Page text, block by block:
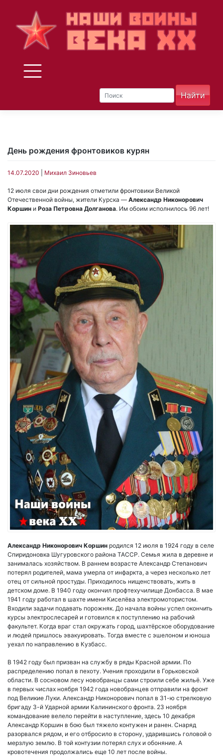
День рождения фронтовиков курян
14.07.2020 Михаил Зиновьев
12 июля свои дни рождения отметили фронтовики Великой
Отечественной войны, жители Курска — Александр Никонорович
Коршин и Роза Петровна Долганова. Им обоим исполнилось 96 лет!
Александр Никонорович Коршин родился 12 июля в 1924 году в селе
Спиридоновка Шугуровского района ТАССР. Семья жила в деревне и
занималась хозяйством. В раннем возрасте Александр Степанович
потерял родителей, мама умерла от инфаркта, а через несколько лет
отец от сильной простуды. Приходилось нищенствовать, жить в
детском доме. В 1940 году окончил профтехучилище Донбасса. В мае
1941 году работал в шахте имени Киселёва электромотористом.
Входили задачи подавать порожняк. До начала войны успел окончить
курсы электрослесарей и готовился к поступлению на рабочий
факультет. Когда враг стал окружать город, шахтёрское оборудование
и людей пришлось эвакуировать. Тогда вместе с эшелоном и юноша
уехал по направлению в Кузбасс.
В 1942 году был призван на службу в ряды Красной армии. По
распределению попал в пехоту. Учения проходили в Горьковской
области. В сосновом лесу новобранцы сами строили себе жильё. Уже
в первых числах ноября 1942 года новобранцев отправили на фронт
под Великие Луки. Александр Никонорович попал в 31-ю стрелковую
бригаду 3-й Ударной армии Калининского фронта. 23 ноября
командование велело перейти в наступление, здесь 10 декабря
Александр Коршин в бою был тяжело контужен и ранен. Снаряд
разорвался рядом, и его отбросило в сторону, ударившись головой о
мерзлую землю. В той контузии потерял слух и обоняние. А
кровотечения продолжались еще 10 лет после войны.